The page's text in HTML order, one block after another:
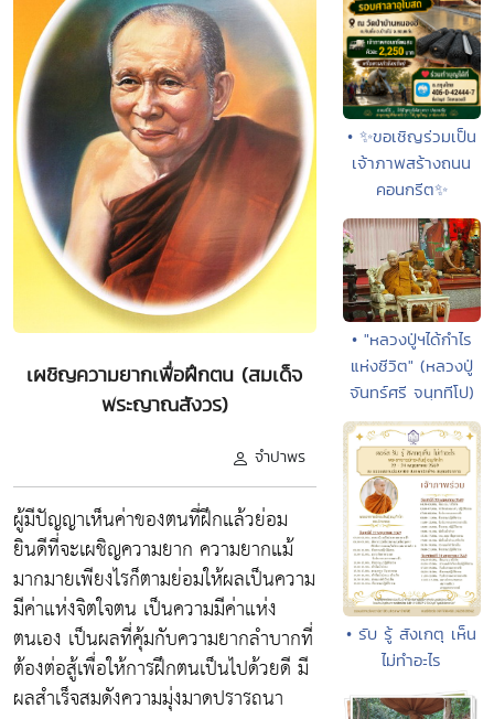
เผชิญความยากเพื่อฝึกตน (สมเด็จ
พระญาณสังวร)
จำปาพร
ผู้มีปัญญาเห็นค่าของตนที่ฝึกแล้วย่อม
ยินดีที่จะเผชิญความยาก ความยากแม้
มากมายเพียงไรก็ตามย่อมให้ผลเป็นความ
มีค่าแห่งจิตใจตน เป็นความมีค่าแห่ง
ตนเอง เป็นผลที่คุ้มกับความยากลำบากที่
ต้องต่อสู้เพื่อให้การฝึกตนเป็นไปด้วยดี มี
ผลสำเร็จสมดังความมุ่งมาดปรารถนา
• ✨ขอเชิญร่วมเป็น
เจ้าภาพสร้างถนน
คอนกรีต✨
• "หลวงปู่ฯได้กำไร
แห่งชีวิต" (หลวงปู่
จันทร์ศรี จนฺททีโป)
• รับ รู้ สังเกตุ เห็น
ไม่ทำอะไร